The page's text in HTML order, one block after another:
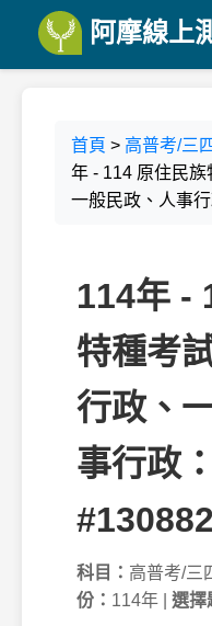
阿摩線上
首頁 > 高普考/三
年 - 114 原住民族
一般民政、人事
114年 -
特種考
行政、
事行政
#130882
科目： 高普考/三
份： 114年 | 選擇